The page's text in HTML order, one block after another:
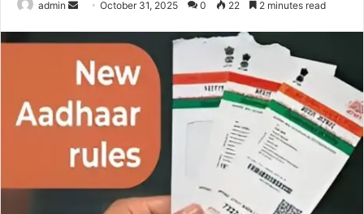
admin
Send
email
October 31, 2025 0 22 2 minutes read